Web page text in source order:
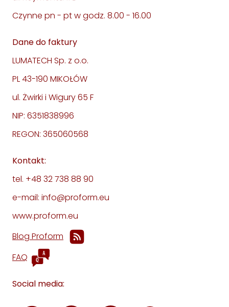
Czynne pn - pt w godz. 8.00 - 16.00
Dane do faktury
LUMATECH Sp. z o.o.
PL 43-190 MIKOŁÓW
ul. Żwirki i Wigury 65 F
NIP: 6351838996
REGON: 365060568
Kontakt:
tel. +48 32 738 88 90
e-mail: info@proform.eu
www.proform.eu
Blog Proform
FAQ
Social media: